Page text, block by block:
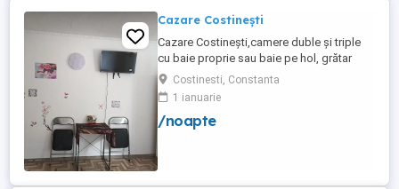
Cazare Costinești
Cazare Costinești,camere duble și triple
cu baie proprie sau baie pe hol, grătar
frigider curte,parcare proprie , prețuri
începând de la 150 lei pe noapte,telefon
Costinesti, Constanta
1 ianuarie
/noapte